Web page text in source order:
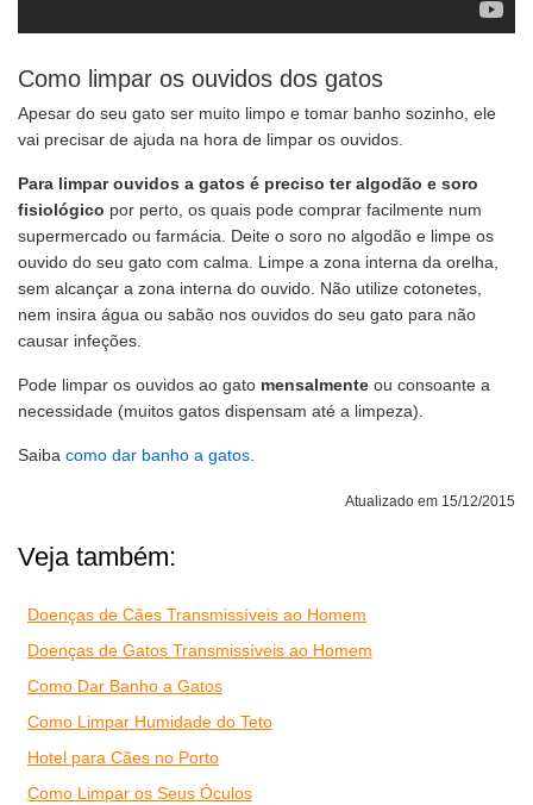
Como limpar os ouvidos dos gatos
Apesar do seu gato ser muito limpo e tomar banho sozinho, ele
vai precisar de ajuda na hora de limpar os ouvidos.
Para limpar ouvidos a gatos é preciso ter algodão e soro
fisiológico por perto, os quais pode comprar facilmente num
supermercado ou farmácia. Deite o soro no algodão e limpe os
ouvido do seu gato com calma. Limpe a zona interna da orelha,
sem alcançar a zona interna do ouvido. Não utilize cotonetes,
nem insira água ou sabão nos ouvidos do seu gato para não
causar infeções.
Pode limpar os ouvidos ao gato mensalmente ou consoante a
necessidade (muitos gatos dispensam até a limpeza).
Saiba como dar banho a gatos
Atualizado em 15/12/2015
Veja também:
Doenças de Cães Transmissíveis ao Homem
Doenças de Gatos Transmissíveis ao Homem
Como Dar Banho a Gatos
Como Limpar Humidade do Teto
Hotel para Cães no Porto
Como Limpar os Seus Óculos